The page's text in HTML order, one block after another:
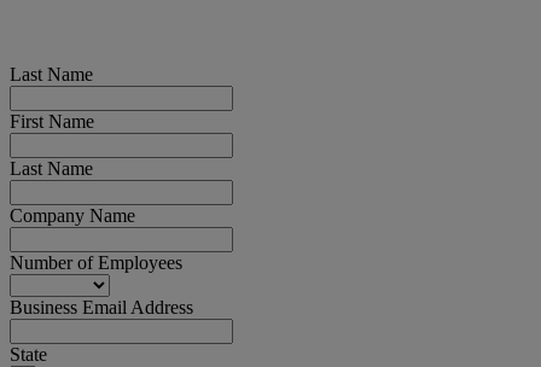
Last Name
First Name
Last Name
Company Name
Number of Employees
Business Email Address
State